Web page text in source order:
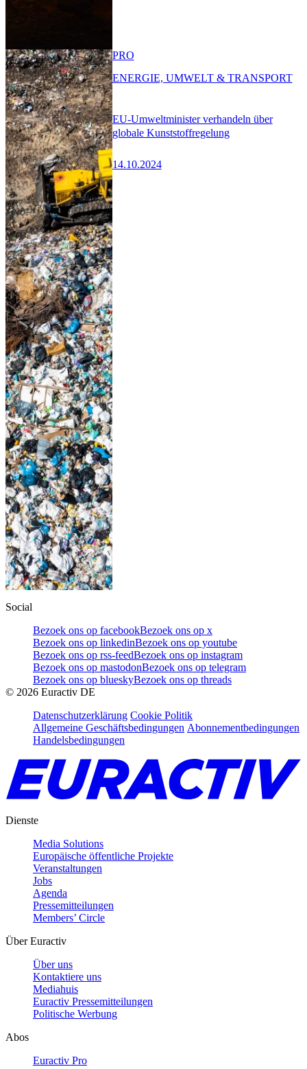
EU-Umweltminister verhandeln über
globale Kunststoffregelung
14.10.2024
PRO
ENERGIE, UMWELT & TRANSPORT
Social
Bezoek ons op facebookBezoek ons op x
Bezoek ons op linkedinBezoek ons op youtube
Bezoek ons op rss-feedBezoek ons op instagram
Bezoek ons op mastodonBezoek ons op telegram
Bezoek ons op blueskyBezoek ons op threads
© 2026 Euractiv DE
Datenschutzerklärung Cookie Politik
Allgemeine Geschäftsbedingungen Abonnementbedingungen
Handelsbedingungen
Dienste
Media Solutions
Europäische öffentliche Projekte
Veranstaltungen
Jobs
Agenda
Pressemitteilungen
Members’ Circle
Über Euractiv
Über uns
Kontaktiere uns
Mediahuis
Euractiv Pressemitteilungen
Politische Werbung
Abos
Euractiv Pro